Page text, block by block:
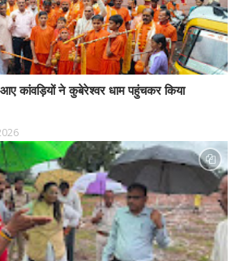
कांवड़ियों ने कुबेरेश्वर धाम पहुंचकर किया